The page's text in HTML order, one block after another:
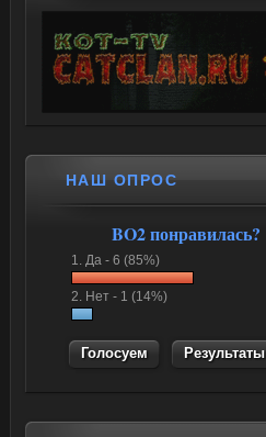
НАШ ОПРОС
BO2 понравилась?
1. Да - 6 (85%)
2. Нет - 1 (14%)
Результаты